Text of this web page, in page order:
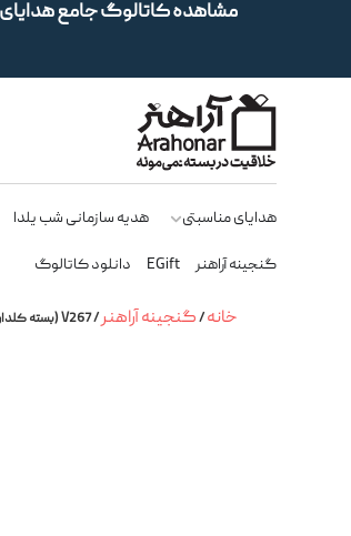
مشاهده کاتالوگ جامع هدایای
هدایای مناسبتی هدیه سازمانی شب یلدا
گنجینه آراهنر EGift دانلود کاتالوگ
خانه/گنجینه آراهنر/ V267 (بسته کلدان و شکلات خوری الماس تراش)